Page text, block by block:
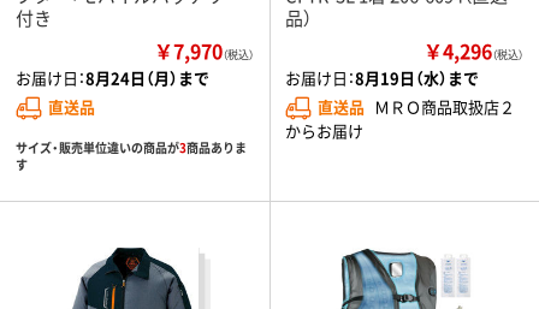
付き
￥7,970（税込）
お届け日：8月24日（月）まで
直送品
サイズ・販売単位違いの商品が3商品ありま
す
品）
￥4,296（税込）
お届け日：8月19日（水）まで
直送品 ＭＲＯ商品取扱店２
からお届け